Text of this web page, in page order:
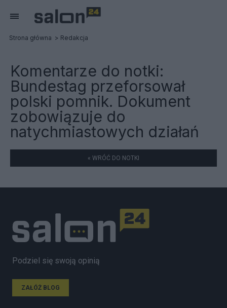
Strona główna Redakcja
Komentarze do notki:
Bundestag przeforsował
polski pomnik. Dokument
zobowiązuje do
natychmiastowych działań
« WRÓĆ DO NOTKI
Podziel się swoją opinią
ZAŁÓŻ BLOG